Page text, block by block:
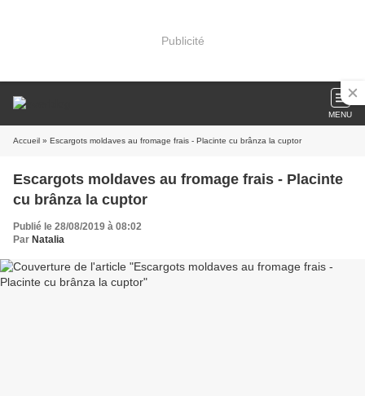
Publicité
MENU
Accueil » Escargots moldaves au fromage frais - Placinte cu brânza la cuptor
Escargots moldaves au fromage frais - Placinte
cu brânza la cuptor
Publié le 28/08/2019 à 08:02
Par Natalia